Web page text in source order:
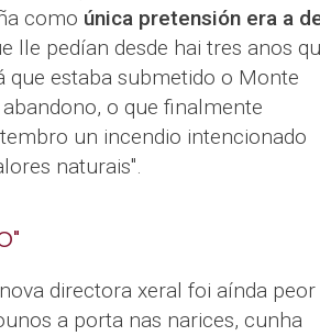
como única pretensión era a
lle pedían desde hai tres anos
que estaba submetido o Monte
o que finalmente
un incendio intencionado
naturais".
directora xeral foi aínda peor
a porta nas narices, cunha